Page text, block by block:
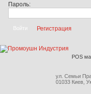
Пароль:
Регистрация
POS
ул. Семьи
01033 Киев,